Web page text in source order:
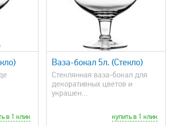
в 1 клик
Ваза-бокал 5л. (Стекло)
Стеклянная ваза-бокал для
декоративных цветов и
украшен...
купить в 1 клик